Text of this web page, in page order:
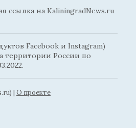
на KaliningradNews.ru
Facebook и Instagram)
территории России по
| О проекте